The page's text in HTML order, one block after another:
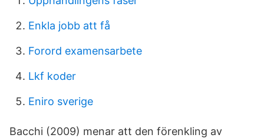
Enkla jobb att få
Forord examensarbete
Lkf koder
Eniro sverige
Bacchi (2009) menar att den förenkling av